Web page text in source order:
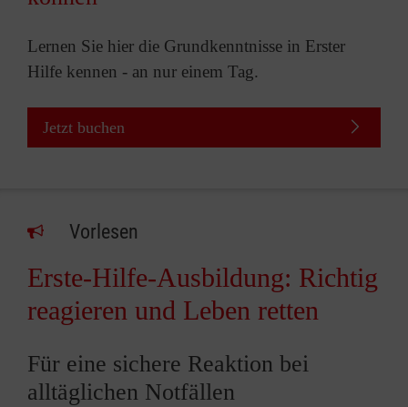
Lernen Sie hier die Grundkenntnisse in Erster
Hilfe kennen - an nur einem Tag.
Jetzt buchen
Vorlesen
Erste-Hilfe-Ausbildung: Richtig
reagieren und Leben retten
Für eine sichere Reaktion bei
alltäglichen Notfällen